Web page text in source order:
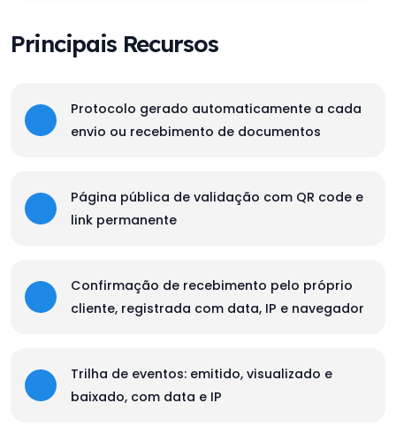
Principais Recursos
Protocolo gerado automaticamente a cada
envio ou recebimento de documentos
Página pública de validação com QR code e
link permanente
Confirmação de recebimento pelo próprio
cliente, registrada com data, IP e navegador
Trilha de eventos: emitido, visualizado e
baixado, com data e IP